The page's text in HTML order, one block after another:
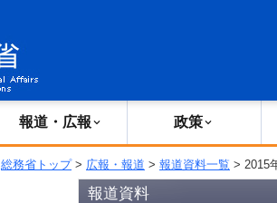
報道・広報 政策
総務省トップ> 広報・報道 > 報道資料一覧 > 2015
報道資料